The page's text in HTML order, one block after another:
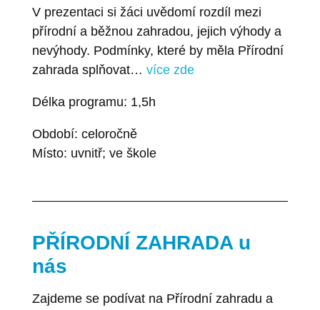
V prezentaci si žáci uvědomí rozdíl mezi
přírodní a běžnou zahradou, jejich výhody a
nevýhody. Podmínky, které by měla Přírodní
zahrada splňovat… více zde
Délka programu: 1,5h
Období: celoročně
Místo: uvnitř; ve škole
PŘÍRODNÍ ZAHRADA u
nás
Zajdeme se podívat na Přírodní zahradu a